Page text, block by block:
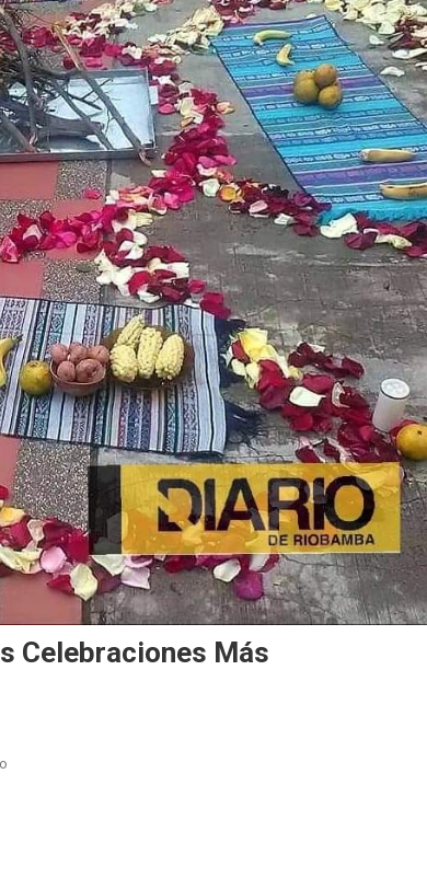
Celebraciones Más